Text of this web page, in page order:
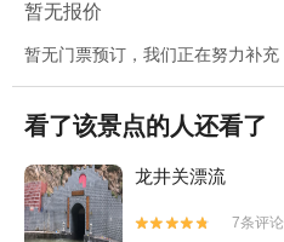
暂无报价
暂无门票预订，我们正在努力补充
看了该景点的人还看了
龙井关漂流


7条评论